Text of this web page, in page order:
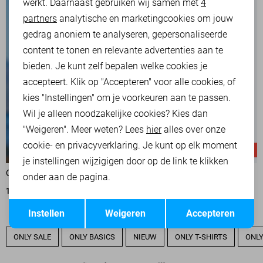
-50%
ONLY BLOUSE
13,00
-50%
ONLY SALE ONLY BASICS NIEUW ONLY T-SHIRTS
Analytische cookies
Marketing cookies
Terug Opslaan
werkt. Daarnaast gebruiken wij samen met 4
partners analytische en marketingcookies om jouw
gedrag anoniem te analyseren, gepersonaliseerde
content te tonen en relevante advertenties aan te
bieden. Je kunt zelf bepalen welke cookies je
accepteert. Klik op "Accepteren" voor alle cookies, of
kies "Instellingen" om je voorkeuren aan te passen.
Wil je alleen noodzakelijke cookies? Kies dan
"Weigeren". Meer weten? Lees hieralles over onze
cookie- en privacyverklaring. Je kunt op elk moment
je instellingen wijzigigen door op de link te klikken
onder aan de pagina.
Accepteren
Weigeren
Instellen